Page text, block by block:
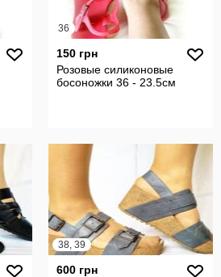
36
150 грн
Розовые силиконовые
босоножки 36 - 23.5см
38, 39
600 грн